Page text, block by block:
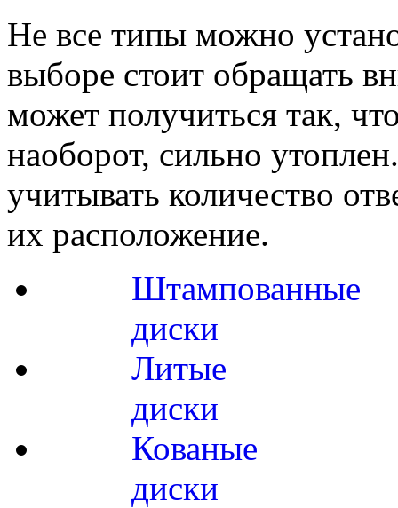
Не все типы можно
выборе стоит обращать
может получиться так,
наоборот, сильно
учитывать количество
их расположение.
Штампованные
диски
Литые
диски
Кованые
диски